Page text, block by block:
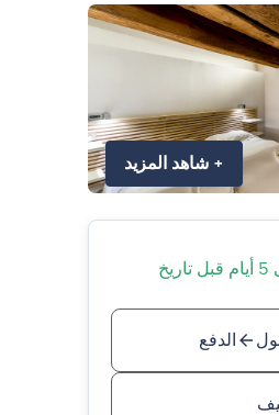
+ شاهد المزيد
سياسة إلغاء مجانية حتى 5 أيام قبل تاريخ
الدفع